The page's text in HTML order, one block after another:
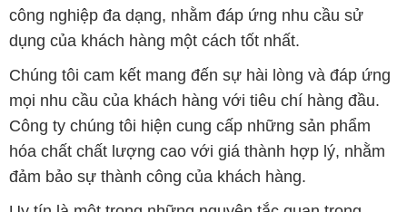
Công ty chúng tôi hiện cung cấp những sản phẩm
hóa chất chất lượng cao với giá thành hợp lý, nhằm
đảm bảo sự thành công của khách hàng.
Uy tín là một trong những nguyên tắc quan trọng
trong hoạt động kinh doanh của chúng tôi. Chúng tôi
luôn ý thức rằng những sản phẩm mà chúng tôi cung
cấp cần phải đáp ứng tiêu chuẩn chất lượng cao, làm
hài lòng đối tác. Đồng thời, chúng tôi cố gắng duy trì